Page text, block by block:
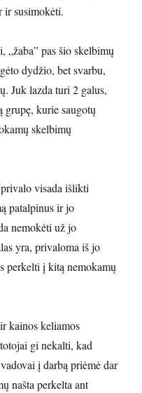
ir susimokėti.
„žaba” pas šio skelbimų
dydžio, bet svarbu,
Juk lazda turi 2 galus,
grupę, kurie saugotų
skelbimų
visada išlikti
patalpinus ir jo
nemokėti už jo
yra, privaloma iš jo
perkelti į kitą nemokamų
kainos keliamos
gi nekalti, kad
į darbą priėmė dar
našta perkelta ant